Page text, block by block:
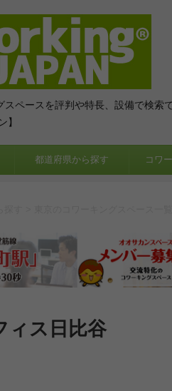
スペースを評判や特長、設備で検索
】
都道府県から探す コワ
ィス日比谷